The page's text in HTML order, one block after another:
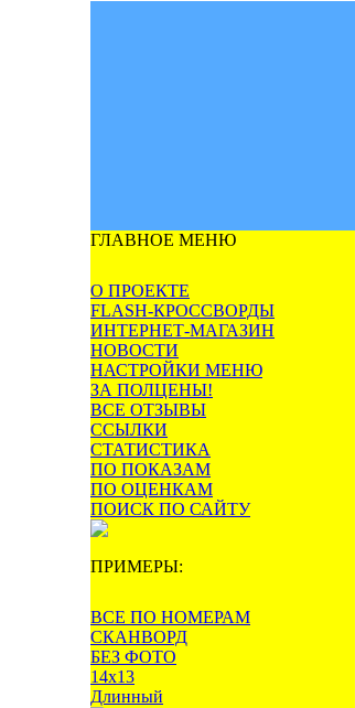
ГЛАВНОЕ МЕНЮ
О ПРОЕКТЕ
FLASH-КРОССВОРДЫ
ИНТЕРНЕТ-МАГАЗИН
НОВОСТИ
НАСТРОЙКИ МЕНЮ
ЗА ПОЛЦЕНЫ!
ВСЕ ОТЗЫВЫ
ССЫЛКИ
СТАТИСТИКА
ПО ПОКАЗАМ
ПО ОЦЕНКАМ
ПОИСК ПО САЙТУ
ПРИМЕРЫ:
ВСЕ ПО НОМЕРАМ
СКАНВОРД
БЕЗ ФОТО
14х13
Длинный